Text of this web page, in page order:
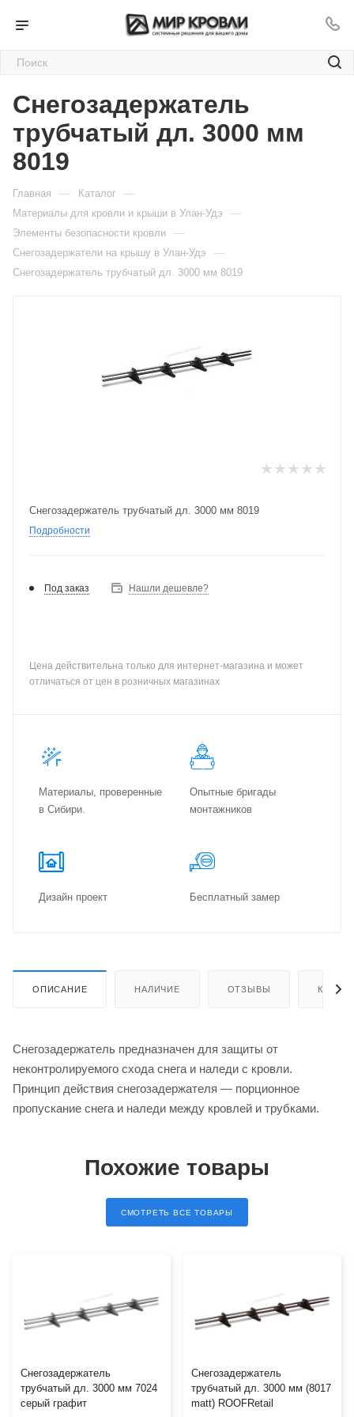
Снегозадержатель
трубчатый дл. 3000 мм
8019
Главная — Каталог —
Материалы для кровли и крыши в Улан-Удэ —
Элементы безопасности кровли —
Снегозадержатели на крышу в Улан-Удэ —
Снегозадержатель трубчатый дл. 3000 мм 8019
Снегозадержатель трубчатый дл. 3000 мм 8019
Подробности
Под заказ Нашли дешевле?
Цена действительна только для интернет-магазина и может
отличаться от цен в розничных магазинах
Материалы, проверенные
в Сибири.
Опытные бригады
монтажников
Дизайн проект Бес­плат­ный замер
ОПИСАНИЕ НАЛИЧИЕ ОТЗЫВЫ КАК
Снегозадержатель предназначен для защиты от
неконтролируемого схода снега и наледи с кровли.
Принцип действия снегозадержателя — порционное
пропускание снега и наледи между кровлей и трубками.
Похожие товары
СМОТРЕТЬ ВСЕ ТОВАРЫ
Снегозадержатель
трубчатый дл. 3000 мм 7024
серый графит
Снегозадержатель
трубчатый дл. 3000 мм (8017
matt) ROOFRetail